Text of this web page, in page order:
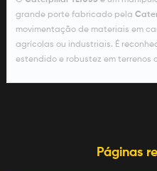
grande porte fabricado pela
movimentação de materiais em
agrícolas ou industriais. É
estendido e robustez em terrenos
Páginas